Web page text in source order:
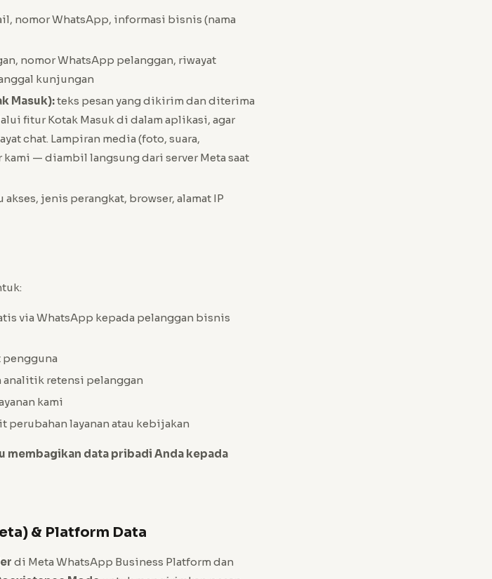
nomor WhatsApp, informasi bisnis (nama
nomor WhatsApp pelanggan, riwayat
kunjungan
Masuk):teks pesan yang dikirim dan diterima
fitur Kotak Masuk di dalam aplikasi, agar
chat. Lampiran media (foto, suara,
— diambil langsung dari server Meta saat
jenis perangkat, browser, alamat IP
via WhatsApp kepada pelanggan bisnis
analitik retensi pelanggan
kami
layanan atau kebijakan
membagikan data pribadi Anda kepada
& Platform Data
di Meta WhatsApp Business Platform dan